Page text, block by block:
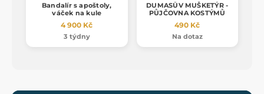
Bandalír s apoštoly,
váček na kule
4 900 Kč
3 týdny
DUMASŮV MUŠKETÝR -
PŮJČOVNA KOSTÝMŮ
490 Kč
Na dotaz